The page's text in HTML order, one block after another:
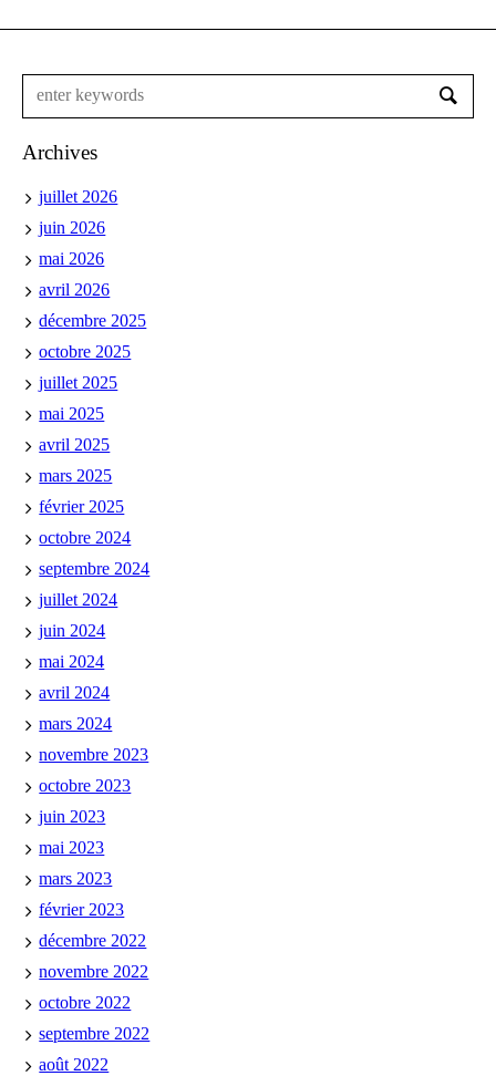
Archives
juillet 2026
juin 2026
mai 2026
avril 2026
décembre 2025
octobre 2025
juillet 2025
mai 2025
avril 2025
mars 2025
février 2025
octobre 2024
septembre 2024
juillet 2024
juin 2024
mai 2024
avril 2024
mars 2024
novembre 2023
octobre 2023
juin 2023
mai 2023
mars 2023
février 2023
décembre 2022
novembre 2022
octobre 2022
septembre 2022
août 2022